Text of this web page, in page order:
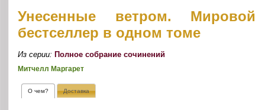
Унесенные ветром. Мировой
бестселлер в одном томе
Из серии: Полное собрание сочинений
Митчелл Маргарет
О чем? Доставка